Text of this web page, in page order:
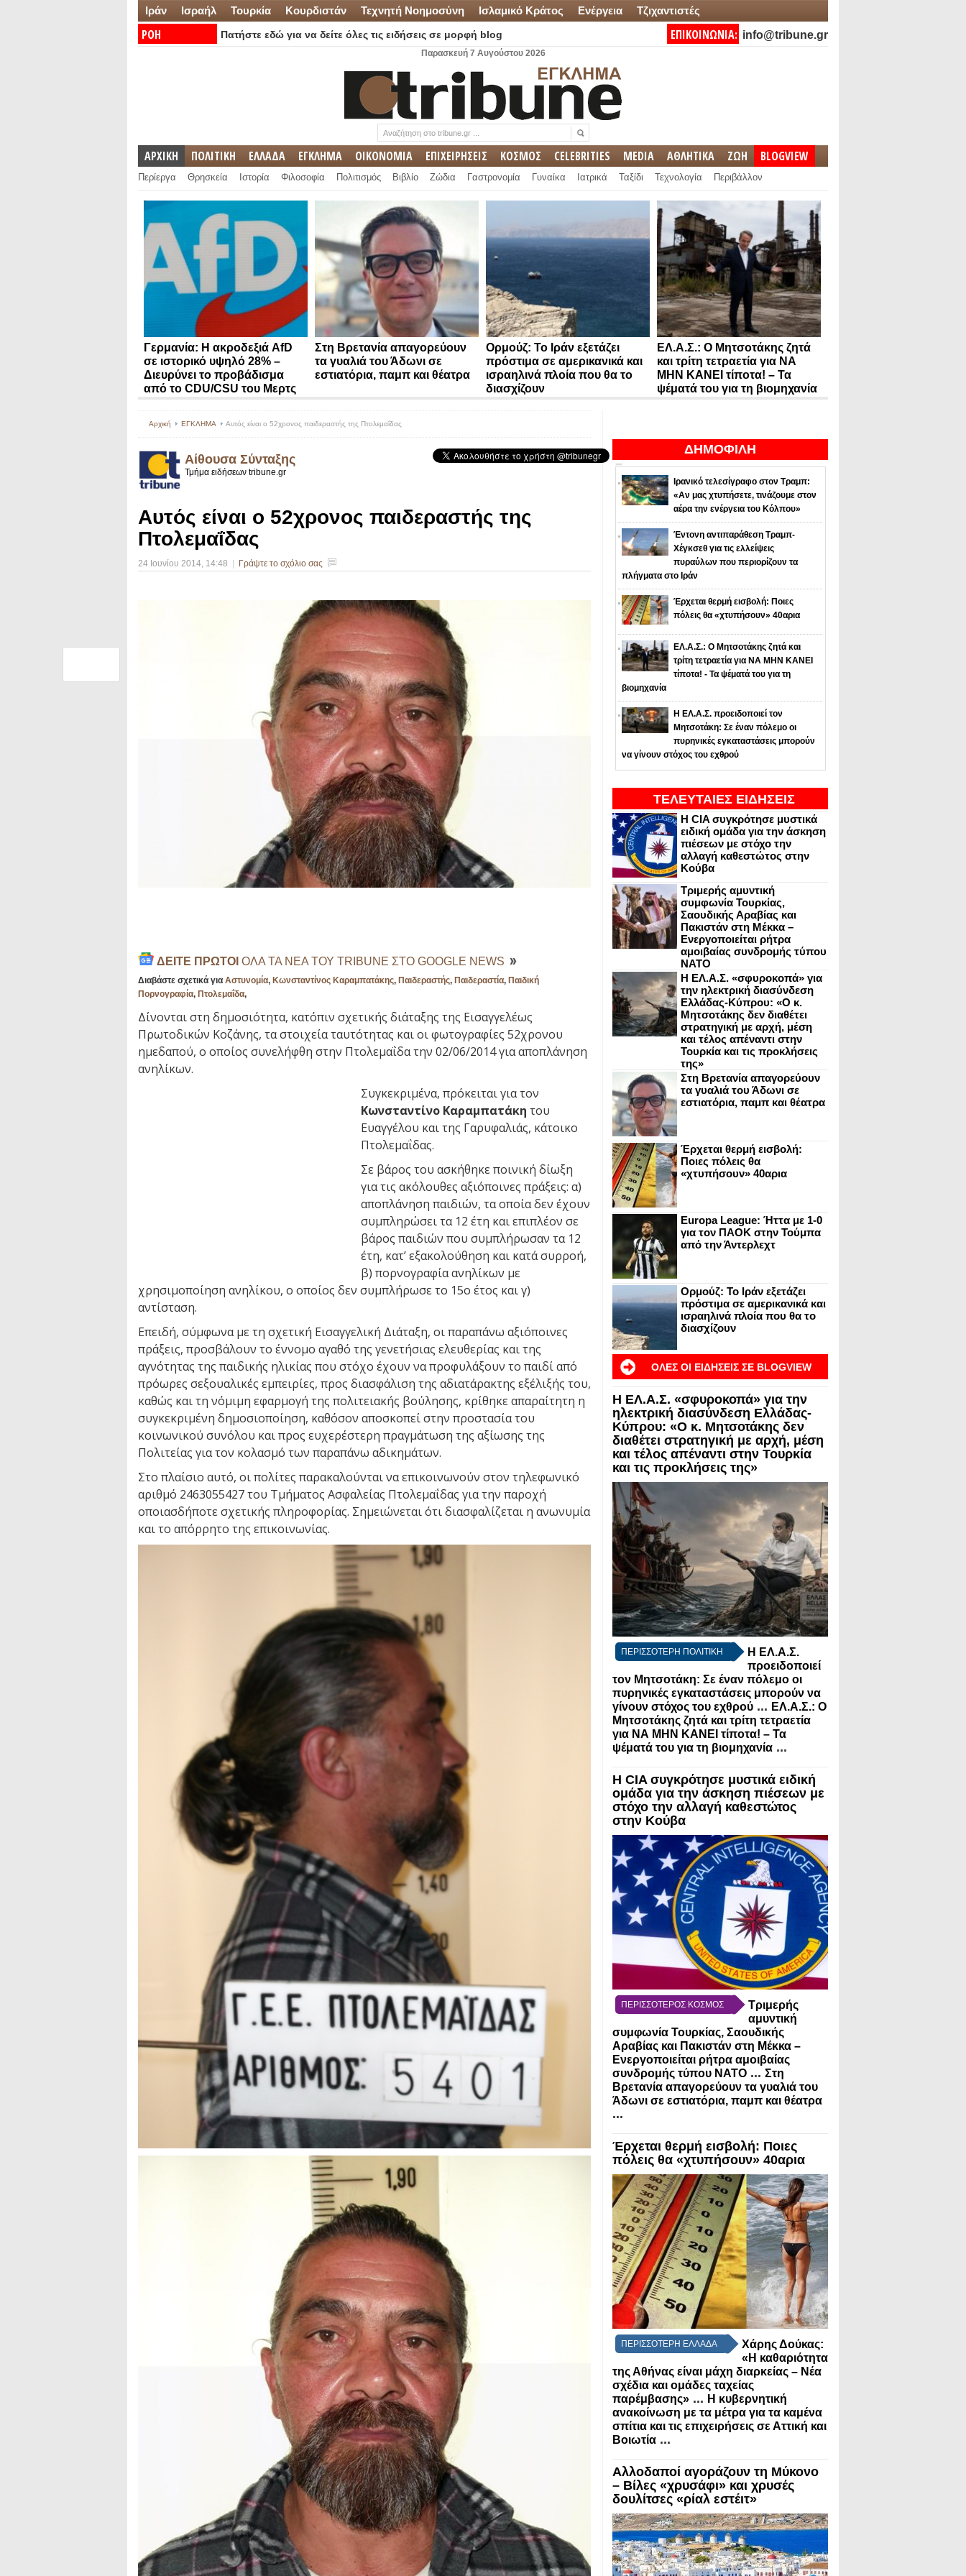
Ιράν Ισραήλ Τουρκία Κουρδιστάν Τεχνητή Νοημοσύνη Ισλαμικό Κράτος Ενέργεια Τζιχαντιστές
ΡΟΗ
Πατήστε εδώ για να δείτε όλες τις ειδήσεις σε μορφή blog ΕΠΙΚΟΙΝΩΝΙΑ: info@tribune.gr
Παρασκευή 7 Αυγούστου 2026
ΑΡΧΙΚΗ ΠΟΛΙΤΙΚΗ ΕΛΛΑΔΑ ΕΓΚΛΗΜΑ ΟΙΚΟΝΟΜΙΑ ΕΠΙΧΕΙΡΗΣΕΙΣ ΚΟΣΜΟΣ CELEBRITIES MEDIA ΑΘΛΗΤΙΚΑ ΖΩΗ BLOGVIEW
Περίεργα Θρησκεία Ιστορία Φιλοσοφία Πολιτισμός Βιβλίο Ζώδια Γαστρονομία Γυναίκα Ιατρικά Ταξίδι Τεχνολογία Περιβάλλον
Γερμανία: Η ακροδεξιά AfD
σε ιστορικό υψηλό 28% –
Διευρύνει το προβάδισμα
από το CDU/CSU του Μερτς
Στη Βρετανία απαγορεύουν
τα γυαλιά του Άδωνι σε
εστιατόρια, παμπ και θέατρα
Ορμούζ: Το Ιράν εξετάζει
πρόστιμα σε αμερικανικά και
ισραηλινά πλοία που θα το
διασχίζουν
ΕΛ.Α.Σ.: Ο Μητσοτάκης ζητά
και τρίτη τετραετία για ΝΑ
ΜΗΝ ΚΑΝΕΙ τίποτα! – Τα
ψέματά του για τη βιομηχανία
ΔΗΜΟΦΙΛΗ
Ιρανικό τελεσίγραφο στον Τραμπ:
«Αν μας χτυπήσετε, τινάζουμε στον
αέρα την ενέργεια του Κόλπου»
Έντονη αντιπαράθεση Τραμπ-
Χέγκσεθ για τις ελλείψεις
πυραύλων που περιορίζουν τα
πλήγματα στο Ιράν
Έρχεται θερμή εισβολή: Ποιες
πόλεις θα «χτυπήσουν» 40αρια
ΕΛ.Α.Σ.: Ο Μητσοτάκης ζητά και
τρίτη τετραετία για ΝΑ ΜΗΝ ΚΑΝΕΙ
τίποτα! - Τα ψέματά του για τη
βιομηχανία
Η ΕΛ.Α.Σ. προειδοποιεί τον
Μητσοτάκη: Σε έναν πόλεμο οι
πυρηνικές εγκαταστάσεις μπορούν
να γίνουν στόχος του εχθρού
ΤΕΛΕΥΤΑΙΕΣ ΕΙΔΗΣΕΙΣ
Η CIA συγκρότησε μυστικά
ειδική ομάδα για την άσκηση
πιέσεων με στόχο την
αλλαγή καθεστώτος στην
Κούβα
Τριμερής αμυντική
συμφωνία Τουρκίας,
Σαουδικής Αραβίας και
Πακιστάν στη Μέκκα –
Ενεργοποιείται ρήτρα
αμοιβαίας συνδρομής τύπου
NATO
Η ΕΛ.Α.Σ. «σφυροκοπά» για
την ηλεκτρική διασύνδεση
Ελλάδας-Κύπρου: «Ο κ.
Μητσοτάκης δεν διαθέτει
στρατηγική με αρχή, μέση
και τέλος απέναντι στην
Τουρκία και τις προκλήσεις
της»
Στη Βρετανία απαγορεύουν
τα γυαλιά του Άδωνι σε
εστιατόρια, παμπ και θέατρα
Έρχεται θερμή εισβολή:
Ποιες πόλεις θα
«χτυπήσουν» 40αρια
Europa League: Ήττα με 1-0
για τον ΠΑΟΚ στην Τούμπα
από την Άντερλεχτ
Ορμούζ: Το Ιράν εξετάζει
πρόστιμα σε αμερικανικά και
ισραηλινά πλοία που θα το
διασχίζουν
ΟΛΕΣ ΟΙ ΕΙΔΗΣΕΙΣ ΣΕ BLOGVIEW
Η ΕΛ.Α.Σ. «σφυροκοπά» για την
ηλεκτρική διασύνδεση Ελλάδας-
Κύπρου: «Ο κ. Μητσοτάκης δεν
διαθέτει στρατηγική με αρχή, μέση
και τέλος απέναντι στην Τουρκία
και τις προκλήσεις της»
ΠΕΡΙΣΣΟΤΕΡΗ ΠΟΛΙΤΙΚΗ
Η ΕΛ.Α.Σ.
προειδοποιεί
τον Μητσοτάκη: Σε έναν πόλεμο οι
πυρηνικές εγκαταστάσεις μπορούν να
γίνουν στόχος του εχθρού ... ΕΛ.Α.Σ.: Ο
Μητσοτάκης ζητά και τρίτη τετραετία
για ΝΑ ΜΗΝ ΚΑΝΕΙ τίποτα! – Τα
ψέματά του για τη βιομηχανία ...
Η CIA συγκρότησε μυστικά ειδική
ομάδα για την άσκηση πιέσεων με
στόχο την αλλαγή καθεστώτος
στην Κούβα
ΠΕΡΙΣΣΟΤΕΡΟΣ ΚΟΣΜΟΣ
Τριμερής
αμυντική
συμφωνία Τουρκίας, Σαουδικής
Αραβίας και Πακιστάν στη Μέκκα –
Ενεργοποιείται ρήτρα αμοιβαίας
συνδρομής τύπου NATO ... Στη
Βρετανία απαγορεύουν τα γυαλιά του
Άδωνι σε εστιατόρια, παμπ και θέατρα
...
Έρχεται θερμή εισβολή: Ποιες
πόλεις θα «χτυπήσουν» 40αρια
ΠΕΡΙΣΣΟΤΕΡΗ ΕΛΛΑΔΑ
Χάρης Δούκας:
«Η καθαριότητα
της Αθήνας είναι μάχη διαρκείας – Νέα
σχέδια και ομάδες ταχείας
παρέμβασης» ... Η κυβερνητική
ανακοίνωση με τα μέτρα για τα καμένα
σπίτια και τις επιχειρήσεις σε Αττική και
Βοιωτία ...
Αλλοδαποί αγοράζουν τη Μύκονο
– Βίλες «χρυσάφι» και χρυσές
δουλίτσες «ρίαλ εστέιτ»
Αρχική ΕΓΚΛΗΜΑ Αυτός είναι ο 52χρονος παιδεραστής της Πτολεμαΐδας
Αίθουσα Σύνταξης
Τμήμα ειδήσεων tribune.gr
Αυτός είναι ο 52χρονος παιδεραστής της
Πτολεμαΐδας
24 Ιουνίου 2014, 14:48 Γράψτε το σχόλιο σας
ΔΕΙΤΕ ΠΡΩΤΟΙ ΟΛΑ ΤΑ ΝΕΑ ΤΟΥ TRIBUNE ΣΤΟ GOOGLE NEWS
Διαβάστε σχετικά για Αστυνομία, Κωνσταντίνος Καραμπατάκης, Παιδεραστής, Παιδεραστία, Παιδική
Πορνογραφία, Πτολεμαΐδα,
Δίνονται στη δημοσιότητα, κατόπιν σχετικής διάταξης της Εισαγγελέως
Πρωτοδικών Κοζάνης, τα στοιχεία ταυτότητας και οι φωτογραφίες 52χρονου
ημεδαπού, ο οποίος συνελήφθη στην Πτολεμαΐδα την 02/06/2014 για αποπλάνηση
ανηλίκων.
Συγκεκριμένα, πρόκειται για τον
Κωνσταντίνο Καραμπατάκη του
Ευαγγέλου και της Γαρυφαλιάς, κάτοικο
Πτολεμαΐδας.
Σε βάρος του ασκήθηκε ποινική δίωξη
για τις ακόλουθες αξιόποινες πράξεις: α)
αποπλάνηση παιδιών, τα οποία δεν έχουν
συμπληρώσει τα 12 έτη και επιπλέον σε
βάρος παιδιών που συμπλήρωσαν τα 12
έτη, κατ’ εξακολούθηση και κατά συρροή,
β) πορνογραφία ανηλίκων με
χρησιμοποίηση ανηλίκου, ο οποίος δεν συμπλήρωσε το 15ο έτος και γ)
αντίσταση.
Επειδή, σύμφωνα με τη σχετική Εισαγγελική Διάταξη, οι παραπάνω αξιόποινες
πράξεις, προσβάλουν το έννομο αγαθό της γενετήσιας ελευθερίας και της
αγνότητας της παιδικής ηλικίας που στόχο έχουν να προφυλάξουν το παιδί από
πρόωρες σεξουαλικές εμπειρίες, προς διασφάλιση της αδιατάρακτης εξέλιξής του,
καθώς και τη νόμιμη εφαρμογή της πολιτειακής βούλησης, κρίθηκε απαραίτητη η
συγκεκριμένη δημοσιοποίηση, καθόσον αποσκοπεί στην προστασία του
κοινωνικού συνόλου και προς ευχερέστερη πραγμάτωση της αξίωσης της
Πολιτείας για τον κολασμό των παραπάνω αδικημάτων.
Στο πλαίσιο αυτό, οι πολίτες παρακαλούνται να επικοινωνούν στον τηλεφωνικό
αριθμό 2463055427 του Τμήματος Ασφαλείας Πτολεμαΐδας για την παροχή
οποιασδήποτε σχετικής πληροφορίας. Σημειώνεται ότι διασφαλίζεται η ανωνυμία
και το απόρρητο της επικοινωνίας.